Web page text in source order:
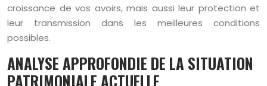
croissance de vos avoirs, mais aussi leur protection et
leur transmission dans les meilleures conditions
possibles.
ANALYSE APPROFONDIE DE LA SITUATION
PATRIMONIALE ACTUELLE